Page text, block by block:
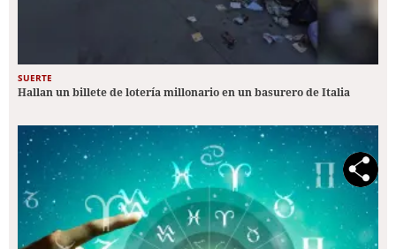
SUERTE
Hallan un billete de lotería millonario en un basurero de Italia